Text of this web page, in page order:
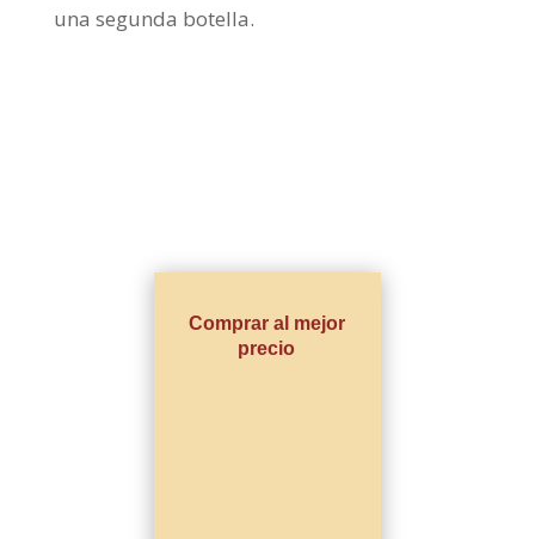
una segunda botella.
Comprar al mejor
precio